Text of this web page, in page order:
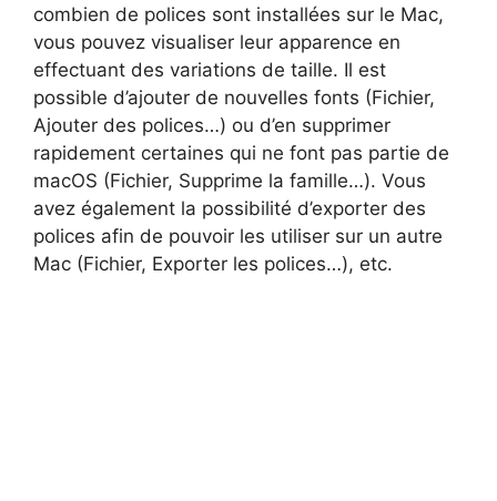
combien de polices sont installées sur le Mac,
vous pouvez visualiser leur apparence en
effectuant des variations de taille. Il est
possible d’ajouter de nouvelles fonts (Fichier,
Ajouter des polices…) ou d’en supprimer
rapidement certaines qui ne font pas partie de
macOS (Fichier, Supprime la famille…). Vous
avez également la possibilité d’exporter des
polices afin de pouvoir les utiliser sur un autre
Mac (Fichier, Exporter les polices…), etc.